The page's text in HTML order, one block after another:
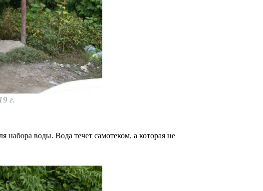
г.
набора воды. Вода течет самотеком, а которая не